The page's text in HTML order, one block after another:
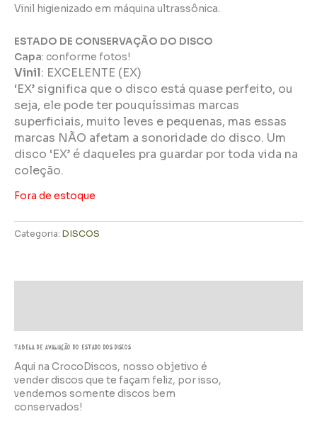
Vinil higienizado em máquina ultrassônica.
ESTADO DE CONSERVAÇÃO DO DISCO
Capa: conforme fotos!
Vinil: EXCELENTE (EX)
‘EX’ significa que o disco está quase perfeito, ou
seja, ele pode ter pouquíssimas marcas
superficiais, muito leves e pequenas, mas essas
marcas NÃO afetam a sonoridade do disco. Um
disco ‘EX’ é daqueles pra guardar por toda vida na
coleção.
Fora de estoque
Categoria: DISCOS
TABELA DE AVALIAÇÃo do estado dos discos
Aqui na CrocoDiscos, nosso objetivo é
vender discos que te façam feliz, por isso,
vendemos somente discos bem
conservados!